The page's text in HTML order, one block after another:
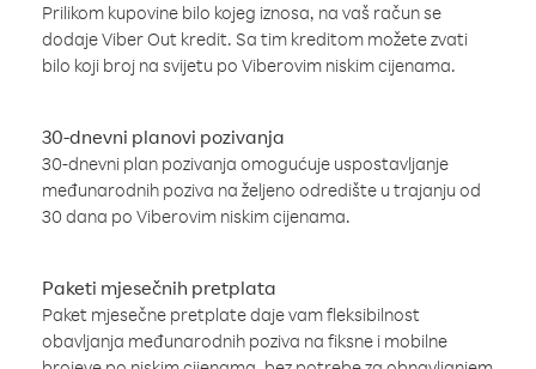
Prilikom kupovine bilo kojeg iznosa, na vaš račun se
dodaje Viber Out kredit. Sa tim kreditom možete zvati
bilo koji broj na svijetu po Viberovim niskim cijenama.
30-dnevni planovi pozivanja
30-dnevni plan pozivanja omogućuje uspostavljanje
međunarodnih poziva na željeno odredište u trajanju od
30 dana po Viberovim niskim cijenama.
Paketi mjesečnih pretplata
Paket mjesečne pretplate daje vam fleksibilnost
obavljanja međunarodnih poziva na fiksne i mobilne